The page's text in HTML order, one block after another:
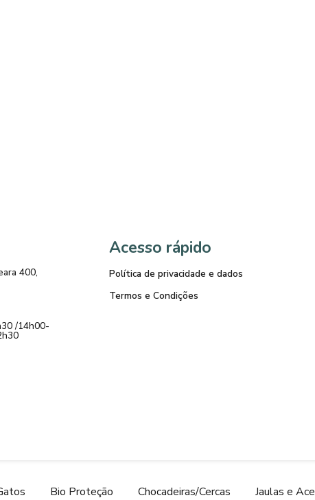
400,
/14h00-
Acesso rápido
Política de privacidade e dados
Termos e Condições
Bio Proteção Chocadeiras/Cercas Jaulas e